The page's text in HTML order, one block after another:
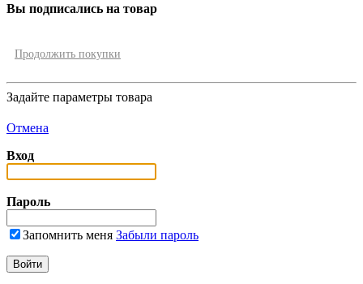
Вы подписались на товар
Продолжить покупки
Задайте параметры товара
Отмена
Вход
Пароль
Запомнить меня Забыли пароль